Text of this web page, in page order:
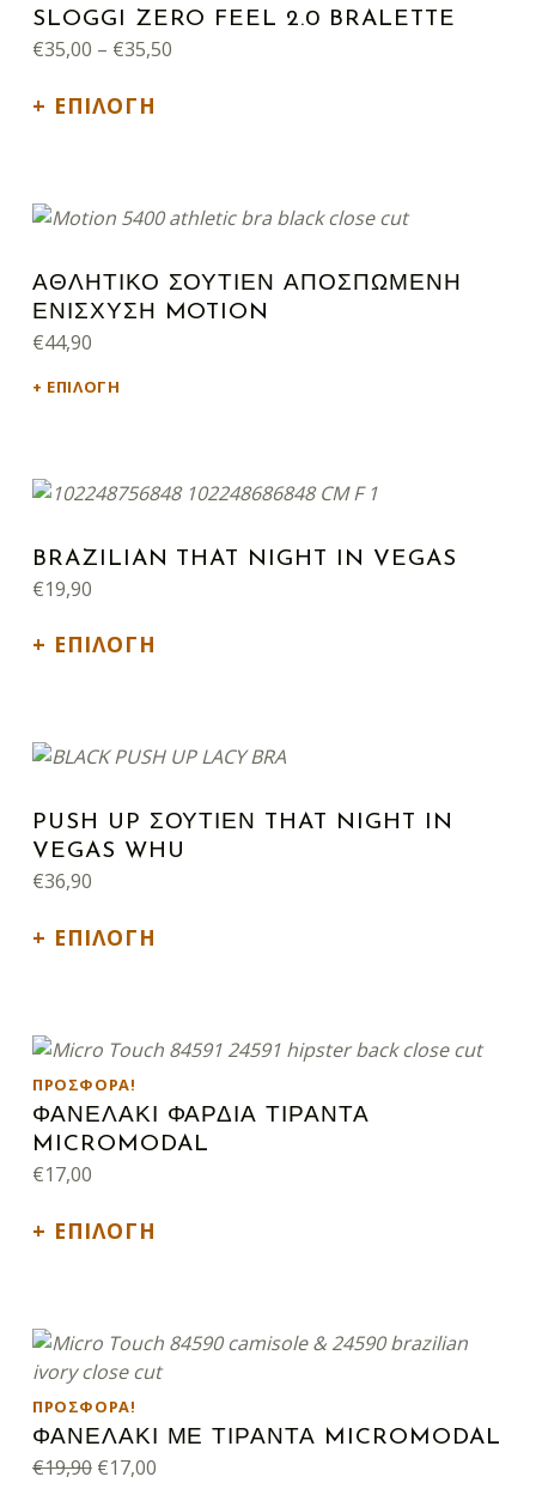
SLOGGI ZERO FEEL 2.0 BRALETTE
€35,00 – €35,50Price range: €35,00 through €35,50
ΕΠΙΛΟΓΉ
ΑΘΛΗΤΙΚΟ ΣΟΥΤΙΕΝ ΑΠΟΣΠΩΜΕΝΗ
ΕΝΙΣΧΥΣΗ MOTION
€44,90
ΕΠΙΛΟΓΉ
Αυτό το προϊόν έχει πολλαπλές παραλλαγές. Οι επιλογές μπορούν να επιλεγούν στη σελίδα του προϊόντος
BRAZILIAN THAT NIGHT IN VEGAS
€19,90
ΕΠΙΛΟΓΉ
Αυτό το προϊόν έχει πολλαπλές παραλλαγές. Οι επιλογές μπορούν να επιλεγούν στη σελίδα του προϊόντος
PUSH UP ΣΟΥΤΙΕΝ THAT NIGHT IN
VEGAS WHU
€36,90
ΕΠΙΛΟΓΉ
Αυτό το προϊόν έχει πολλαπλές παραλλαγές. Οι επιλογές μπορούν να επιλεγούν στη σελίδα του προϊόντος
ΦΑΝΕΛΑΚΙ ΦΑΡΔΙΑ ΤΙΡΑΝΤΑ
MICROMODAL
ΠΡΟΣΦΟΡΆ!
€17,00
ΕΠΙΛΟΓΉ
Αυτό το προϊόν έχει πολλαπλές παραλλαγές. Οι επιλογές μπορούν να επιλεγούν στη σελίδα του προϊόντος
ΦΑΝΕΛΑΚΙ ΜΕ ΤΙΡΑΝΤΑ MICROMODAL
ΠΡΟΣΦΟΡΆ!
€19,90 Original price was: €19,90.
€17,00Η τρέχουσα τιμή είναι: €17,00.
Αυτό το προϊόν έχει πολλαπλές παραλλαγές. Οι επιλογές μπορούν να επιλεγούν στη σελίδα του προϊόντος